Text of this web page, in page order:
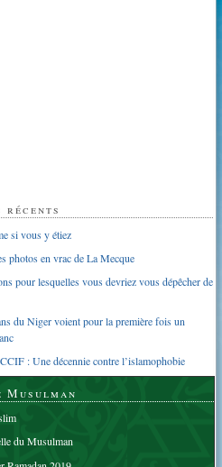
si vous y étiez
photos en vrac de La Mecque
pour lesquelles vous devriez vous dépêcher de
du Niger voient pour la première fois un
: Une décennie contre l’islamophobie
Musulman
du Musulman